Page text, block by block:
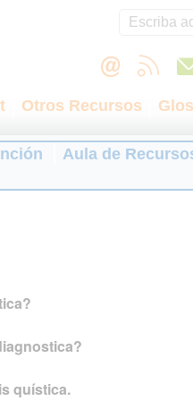
Otros Recursos
Aula de
quística.